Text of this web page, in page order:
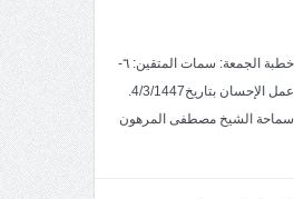
خطبة الجمعة: سمات المتقين: ٦-
عمل الإحسان بتاريخ4/3/1447.
سماحة الشيخ مصطفى المرهون